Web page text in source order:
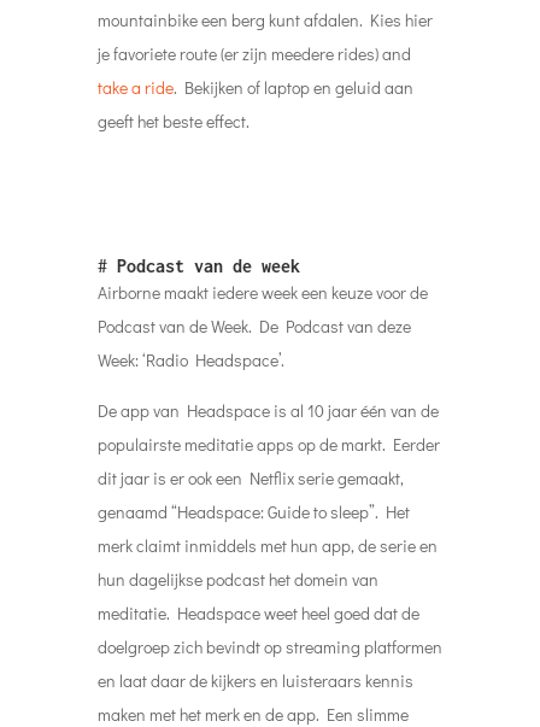
mountainbike een berg kunt afdalen. Kies hier
je favoriete route (er zijn meedere rides) and
take a ride. Bekijken of laptop en geluid aan
geeft het beste effect.
# Podcast van de week
Airborne maakt iedere week een keuze voor de
Podcast van de Week. De Podcast van deze
Week: ‘Radio Headspace’.
De app van Headspace is al 10 jaar één van de
populairste meditatie apps op de markt. Eerder
dit jaar is er ook een Netflix serie gemaakt,
genaamd “Headspace: Guide to sleep”. Het
merk claimt inmiddels met hun app, de serie en
hun dagelijkse podcast het domein van
meditatie. Headspace weet heel goed dat de
doelgroep zich bevindt op streaming platformen
en laat daar de kijkers en luisteraars kennis
maken met het merk en de app. Een slimme